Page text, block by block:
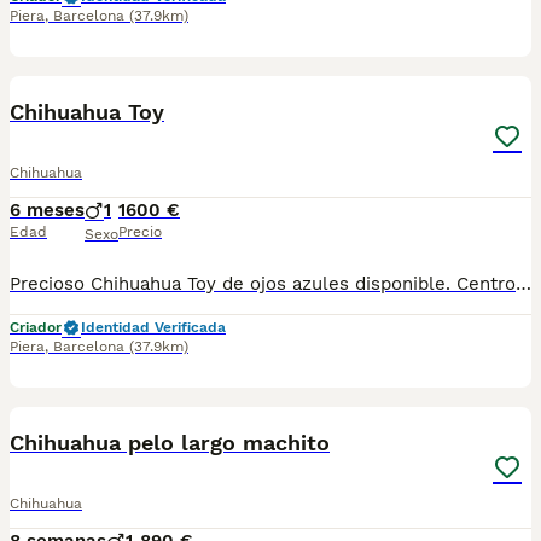
Piera, Barcelona (37.9km)
Chihuahua Toy
Chihuahua
6 meses
Edad
1
Sexo
1600 €
Precio
Precioso Chihuahua Toy de ojos azules disponible. Centro Canino Vallbonica es mucho más que un centro de cría , es una familia comprometida con el bienestar animal y la cria responsable, por ello todos nuestros bebés nacen y se crían en nuestras instalaciones , asegurando así un correcto desarrollo y una magnífica socialización, consiguiendo en cada ejemplar un carácter juguetón y extrovertido algo primordial para su adaptación como un miembro más en tu familia . Se entregan con el carnet de vacunas con el plan correspondiente a su edad , desparasitados y microchip implantado y activado en registro de Anicom. Facilitamos junto al cachorro contrato de compra con garantías víricas de 15 días y congénitas de 1 año . Contamos con un gran equipo de profesionales entre los que se encuentran educadores, auxiliares y Veterinarios ofreciendo los controles sanitarios necesarios así como continua vigilancia asegurando su bienestar . Hacemos envíos a toda España con empresa de transporte privado, proporcionando un viaje confortable y ofreciendo las atenciones necesarias a nuestros bebés . Si estás interesado en alguno de nuestros ejemplares solicita información sin compromiso al 722269698 . También atendemos vía WhatsApp . PRECIO REAL ( incluye el IVA) . Núcleo zoológico B2501315
Criador
Identidad Verificada
Piera, Barcelona (37.9km)
Chihuahua pelo largo machito
Chihuahua